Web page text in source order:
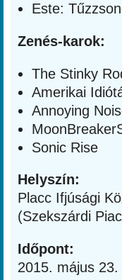
Este:
Zenés-karok:
The Stinky
Amerikai
Annoying
Sonic Rise
Helyszín:
Placc Ifjúsági
(Szekszárdi
Időpont:
2015. május